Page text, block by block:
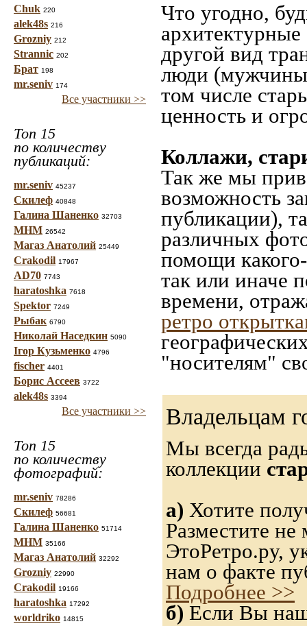
Chuk 220
alek48s 216
Grozniy 212
Strannic 202
Брат 198
mr.seniv 174
Все участники >>
Топ 15
по количеству
публикаций:
mr.seniv 45237
Скилеф 40848
Галина Шаненко 32703
МНМ 26542
Магаз Анатолий 25449
Crakodil 17967
AD70 7743
haratoshka 7618
Spektor 7249
Рыбак 6790
Николай Наседкин 5090
Ігор Кузьменко 4796
fischer 4401
Борис Ассеев 3722
alek48s 3394
Все участники >>
Топ 15
по количеству
фотографий:
mr.seniv 78286
Скилеф 56681
Галина Шаненко 51714
МНМ 35166
Магаз Анатолий 32292
Grozniy 22990
Crakodil 19166
haratoshka 17292
worldriko 14815
Что угодно,
другой вид
люди
том числе
ценность и
Коллажи,
Так же мы
возможность
публикации),
различных
помощи
так или иначе
времени,
ретро
"носителям"
Владельцам
Мы всегда
коллекции
а) Хотите
Разместите
ЭтоРетро.ру,
нам о факте
Подробнее >>
б) Если Вы